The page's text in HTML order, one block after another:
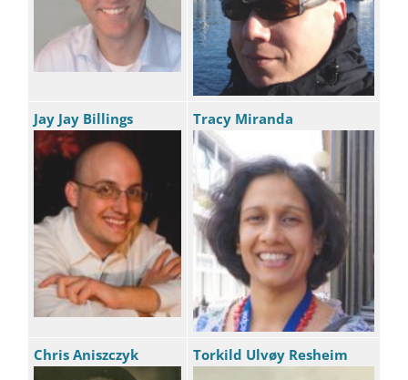
Jay Jay Billings Tracy Miranda
Chris Aniszczyk Torkild Ulvøy Resheim